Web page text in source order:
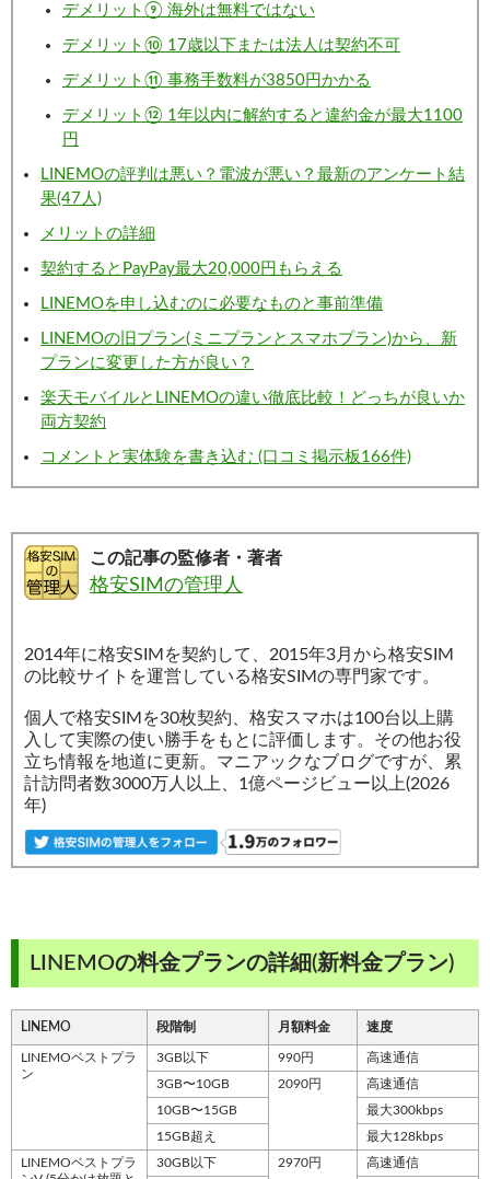
デメリット⑨ 海外は無料ではない
デメリット⑩ 17歳以下または法人は契約不可
デメリット⑪ 事務手数料が3850円かかる
デメリット⑫ 1年以内に解約すると違約金が最大1100
円
LINEMOの評判は悪い？電波が悪い？最新のアンケート結
果(47人)
メリットの詳細
契約するとPayPay最大20,000円もらえる
LINEMOを申し込むのに必要なものと事前準備
LINEMOの旧プラン(ミニプランとスマホプラン)から、新
プランに変更した方が良い？
楽天モバイルとLINEMOの違い徹底比較！どっちが良いか
両方契約
コメントと実体験を書き込む (口コミ掲示板166件)
この記事の監修者・著者
格安SIMの管理人
2014年に格安SIMを契約して、2015年3月から格安SIM
の比較サイトを運営している格安SIMの専門家です。
個人で格安SIMを30枚契約、格安スマホは100台以上購
入して実際の使い勝手をもとに評価します。その他お役
立ち情報を地道に更新。マニアックなブログですが、累
計訪問者数3000万人以上、1億ページビュー以上(2026
年)
LINEMOの料金プランの詳細(新料金プラン)
LINEMO 段階制 月額料金 速度
LINEMOベストプラ
ン
3GB以下 990円
高速通信
3GB〜10GB
2090円
高速通信
10GB〜15GB
最大300kbps
15GB超え
最大128kbps
LINEMOベストプラ
30GB以下 2970円
高速通信